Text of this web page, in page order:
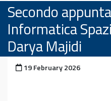
Secondo
Informatica
Darya Majidi
Posted on
19 February 2026